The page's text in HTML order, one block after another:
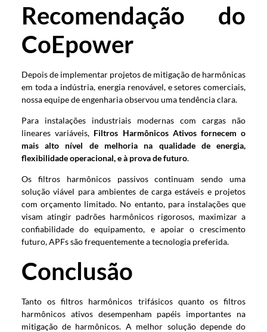
Recomendação do
CoEpower
Depois de implementar projetos de mitigação de harmônicas
em toda a indústria, energia renovável, e setores comerciais,
nossa equipe de engenharia observou uma tendência clara.
Para instalações industriais modernas com cargas não
lineares variáveis, Filtros Harmônicos Ativos fornecem o
mais alto nível de melhoria na qualidade de energia,
flexibilidade operacional, e à prova de futuro.
Os filtros harmônicos passivos continuam sendo uma
solução viável para ambientes de carga estáveis ​​e projetos
com orçamento limitado. No entanto, para instalações que
visam atingir padrões harmônicos rigorosos, maximizar a
confiabilidade do equipamento, e apoiar o crescimento
futuro, APFs são frequentemente a tecnologia preferida.
Conclusão
Tanto os filtros harmônicos trifásicos quanto os filtros
harmônicos ativos desempenham papéis importantes na
mitigação de harmônicos. A melhor solução depende do